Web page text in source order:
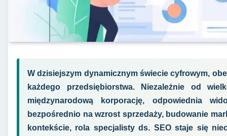
W dzisiejszym dynamicznym świecie cyfrowym,
każdego przedsiębiorstwa. Niezależnie od
międzynarodową korporację, odpowiednia
bezpośrednio na wzrost sprzedaży, budowanie
kontekście, rola specjalisty ds. SEO staje się